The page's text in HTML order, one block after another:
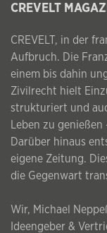
CREVELT
CREVELT, in der
Aufbruch. Die
einem bis dahin
Zivilrecht hielt
strukturiert und
Leben zu
Darüber hinaus
eigene Zeitung.
die Gegenwart
Wir, Michael
Ideengeber &